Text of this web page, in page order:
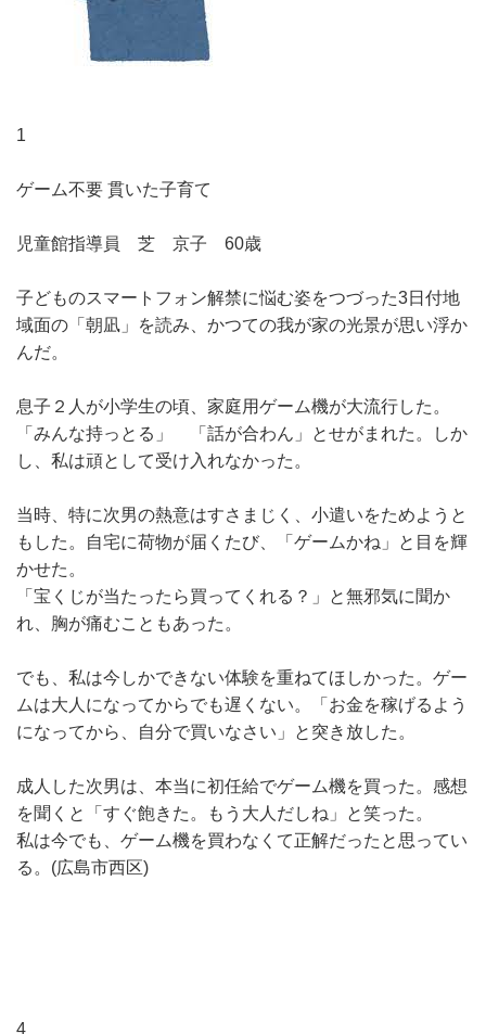
1
ゲーム不要 貫いた子育て
児童館指導員 芝 京子 60歳
子どものスマートフォン解禁に悩む姿をつづった3日付地
域面の「朝凪」を読み、かつての我が家の光景が思い浮か
んだ。
息子２人が小学生の頃、家庭用ゲーム機が大流行した。
「みんな持っとる」 「話が合わん」とせがまれた。しか
し、私は頑として受け入れなかった。
当時、特に次男の熱意はすさまじく、小遣いをためようと
もした。自宅に荷物が届くたび、「ゲームかね」と目を輝
かせた。
「宝くじが当たったら買ってくれる？」と無邪気に聞か
れ、胸が痛むこともあった。
でも、私は今しかできない体験を重ねてほしかった。ゲー
ムは大人になってからでも遅くない。「お金を稼げるよう
になってから、自分で買いなさい」と突き放した。
成人した次男は、本当に初任給でゲーム機を買った。感想
を聞くと「すぐ飽きた。もう大人だしね」と笑った。
私は今でも、ゲーム機を買わなくて正解だったと思ってい
る。(広島市西区)
4